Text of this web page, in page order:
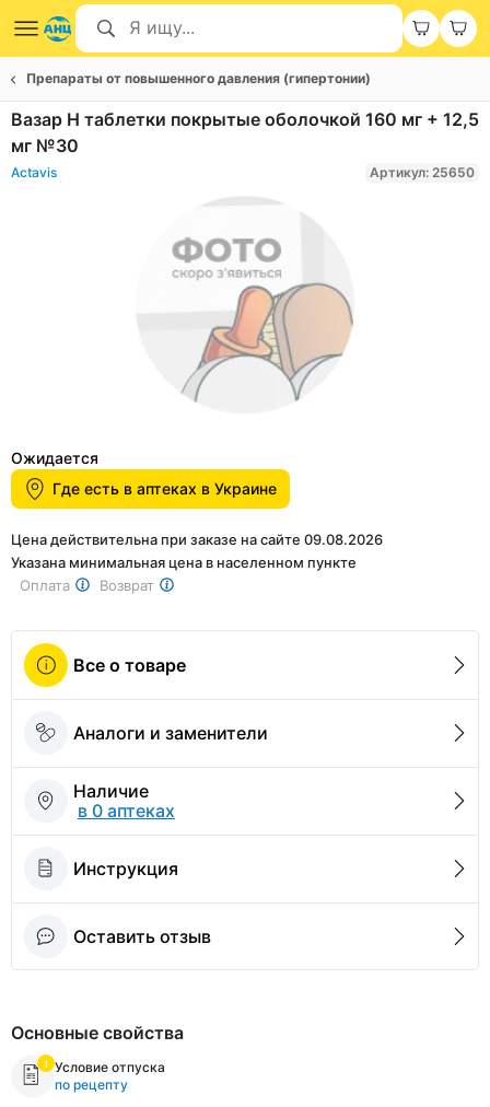
Препараты от повышенного давления (гипертонии)
Вазар H таблетки покрытые оболочкой 160 мг + 12,5
мг №30
Actavis Артикул: 25650
1
of
1
Ожидается
Где есть в аптеках в Украине
Цена действительна при заказе на сайте 09.08.2026
Указана минимальная цена в населенном пункте
Оплата
Возврат
Все о товаре
Аналоги и заменители
Наличие
в 0 аптеках
Инструкция
Оставить отзыв
Основные свойства
Условие отпуска
по рецепту